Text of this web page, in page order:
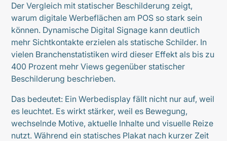
Der Vergleich mit statischer Beschilderung zeigt,
warum digitale Werbeflächen am POS so stark sein
können. Dynamische Digital Signage kann deutlich
mehr Sichtkontakte erzielen als statische Schilder. In
vielen Branchenstatistiken wird dieser Effekt als bis zu
400 Prozent mehr Views gegenüber statischer
Beschilderung beschrieben.
Das bedeutet: Ein Werbedisplay fällt nicht nur auf, weil
es leuchtet. Es wirkt stärker, weil es Bewegung,
wechselnde Motive, aktuelle Inhalte und visuelle Reize
nutzt. Während ein statisches Plakat nach kurzer Zeit